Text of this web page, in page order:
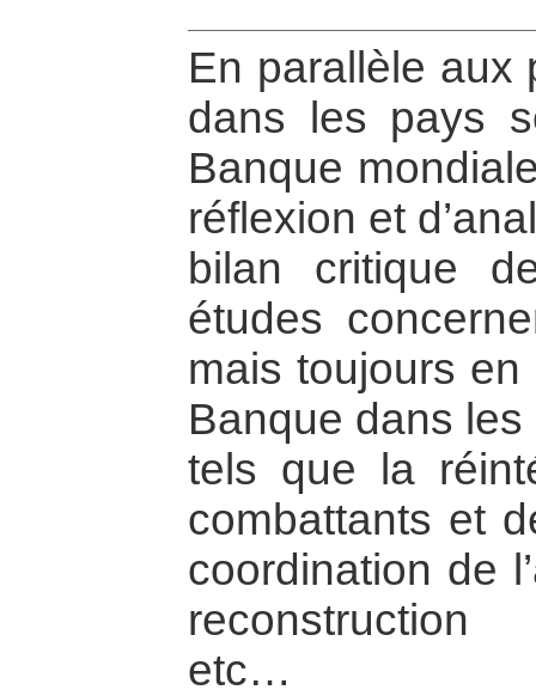
En parallèle aux
dans les pays
Banque
réflexion et
bilan critique
études
mais toujours
Banque dans
tels que la
combattants et
coordination de
reconstruction
etc…